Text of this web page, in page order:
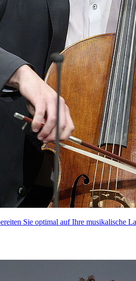
Sie optimal auf Ihre musikalische